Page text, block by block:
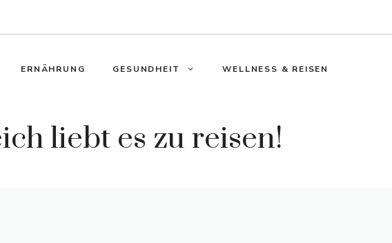
ERNÄHRUNG GESUNDHEIT WELLNESS & REISEN
liebt es zu reisen!